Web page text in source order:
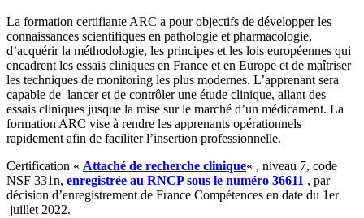
La formation certifiante ARC a pour objectifs de développer les
connaissances scientifiques en pathologie et pharmacologie,
d’acquérir la méthodologie, les principes et les lois européennes qui
encadrent les essais cliniques en France et en Europe et de maîtriser
les techniques de monitoring les plus modernes. L’apprenant sera
capable de lancer et de contrôler une étude clinique, allant des
essais cliniques jusque la mise sur le marché d’un médicament. La
formation ARC vise à rendre les apprenants opérationnels
rapidement afin de faciliter l’insertion professionnelle.
Certification « Attaché de recherche clinique« , niveau 7, code
NSF 331n, enregistrée au RNCP sous le numéro 36611 , par
décision d’enregistrement de France Compétences en date du 1er
juillet 2022.